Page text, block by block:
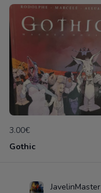
3.00€
Gothic
JavelinMaster